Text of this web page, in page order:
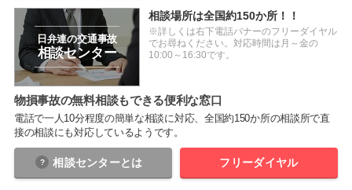
日弁連の交通事故
相談センター
相談場所は全国約150か所！！
※詳しくは右下電話バナーのフリーダイヤル
でお尋ねください。対応時間は月～金の
10:00～16:30です。
物損事故の無料相談もできる便利な窓口
電話で一人10分程度の簡単な相談に対応、全国約150か所の相談所で直
接の相談にも対応しているようです。
相談センターとは フリーダイヤル